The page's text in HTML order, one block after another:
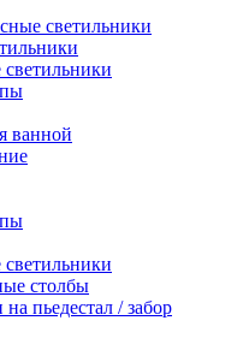
светильники
ванной
столбы
пьедестал / забор